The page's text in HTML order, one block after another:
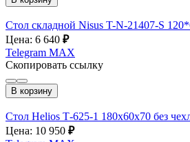
Стол складной Nisus T-N-21407-S
Цена: 6 640 ₽
Telegram MAX
Скопировать ссылку
В корзину
Стол Helios Т-625-1 180x60x70 без
Цена: 10 950 ₽